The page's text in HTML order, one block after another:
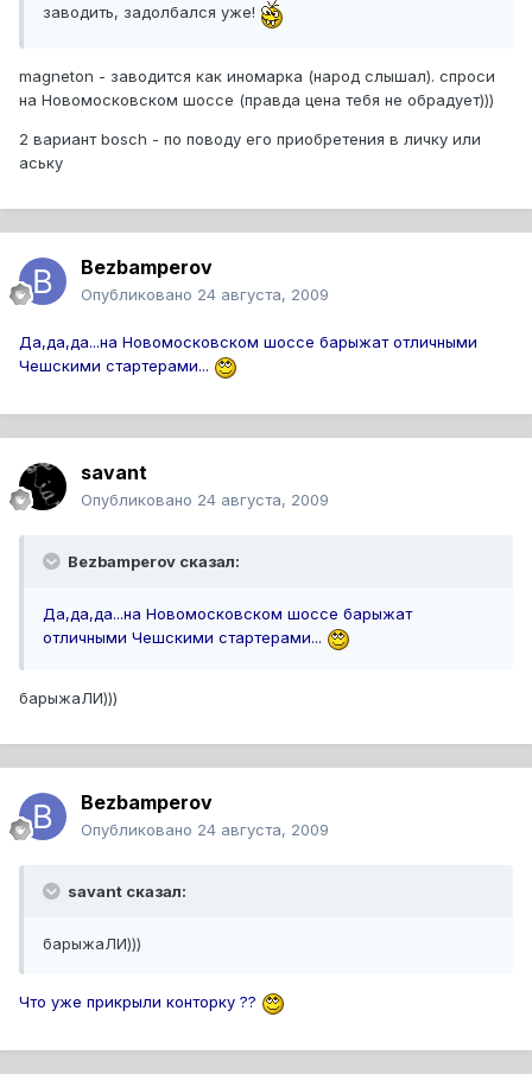
заводить, задолбался уже!
magneton - заводится как иномарка (народ слышал). спроси
на Новомосковском шоссе (правда цена тебя не обрадует)))
2 вариант bosch - по поводу его приобретения в личку или
аську
Bezbamperov
Опубликовано 24 августа, 2009
Да,да,да...на Новомосковском шоссе барыжат отличными
Чешскими стартерами...
savant
Опубликовано 24 августа, 2009
Bezbamperov сказал:
Да,да,да...на Новомосковском шоссе барыжат
отличными Чешскими стартерами...
барыжаЛИ)))
Bezbamperov
Опубликовано 24 августа, 2009
savant сказал:
барыжаЛИ)))
Что уже прикрыли конторку ??